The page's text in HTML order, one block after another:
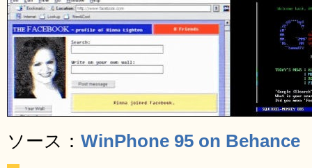
ソース： WinPhone 95 on Behance